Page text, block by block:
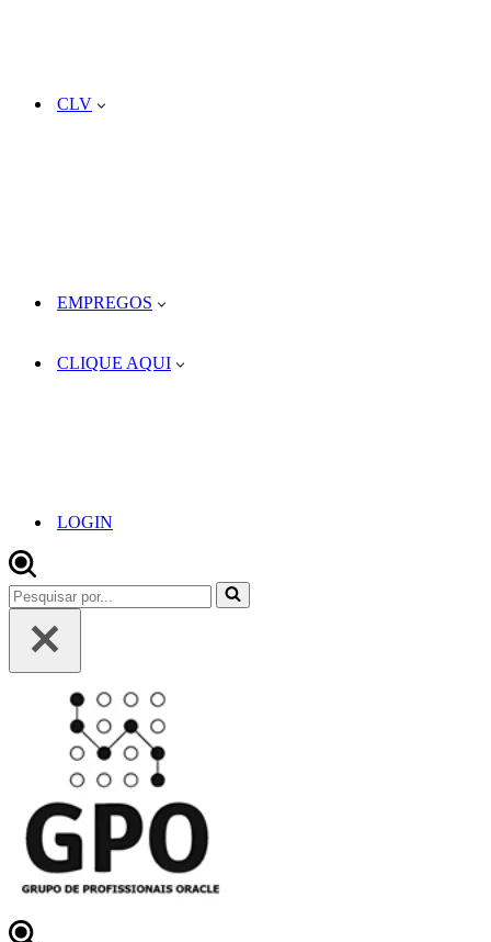
CLV
EMPREGOS
CLIQUE AQUI
LOGIN
Pesquisar
por...